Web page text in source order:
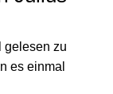
gelesen zu
es einmal